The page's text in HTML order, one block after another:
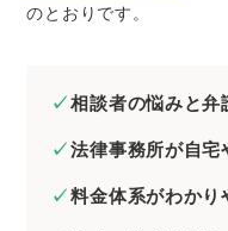
のとおりです。
相談者の悩みと弁
法律事務所が自宅
料金体系がわかり